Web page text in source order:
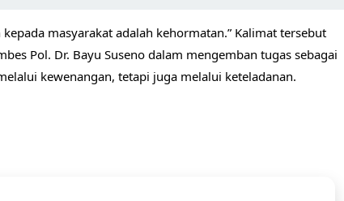
masyarakat adalah kehormatan.” Kalimat tersebut
Pol. Dr. Bayu Suseno dalam mengemban tugas sebagai
kewenangan, tetapi juga melalui keteladanan.